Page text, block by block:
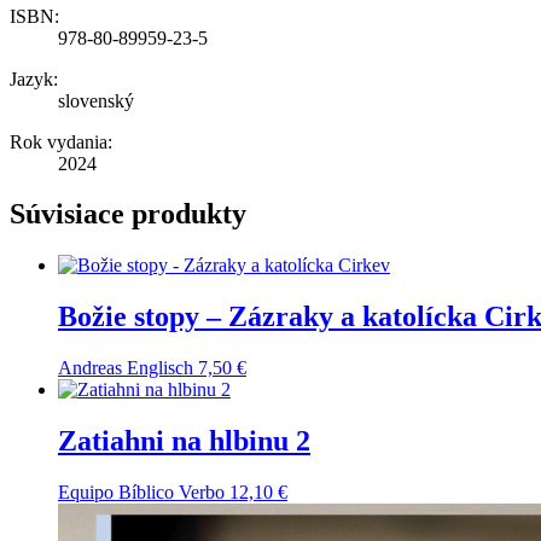
ISBN:
978-80-89959-23-5
Jazyk:
slovenský
Rok vydania:
2024
Súvisiace produkty
Božie stopy – Zázraky a katolícka
Andreas Englisch 7,50 €
Zatiahni na hlbinu 2
Equipo Bíblico Verbo 12,10 €